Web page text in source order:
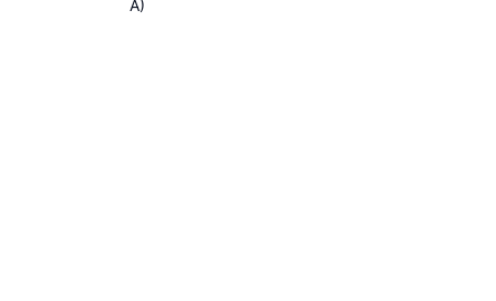
A)